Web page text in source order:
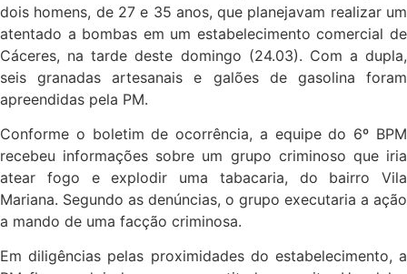
dois homens, de 27 e 35 anos, que planejavam realizar um
atentado a bombas em um estabelecimento comercial de
Cáceres, na tarde deste domingo (24.03). Com a dupla,
seis granadas artesanais e galões de gasolina foram
apreendidas pela PM.
Conforme o boletim de ocorrência, a equipe do 6º BPM
recebeu informações sobre um grupo criminoso que iria
atear fogo e explodir uma tabacaria, do bairro Vila
Mariana. Segundo as denúncias, o grupo executaria a ação
a mando de uma facção criminosa.
Em diligências pelas proximidades do estabelecimento, a